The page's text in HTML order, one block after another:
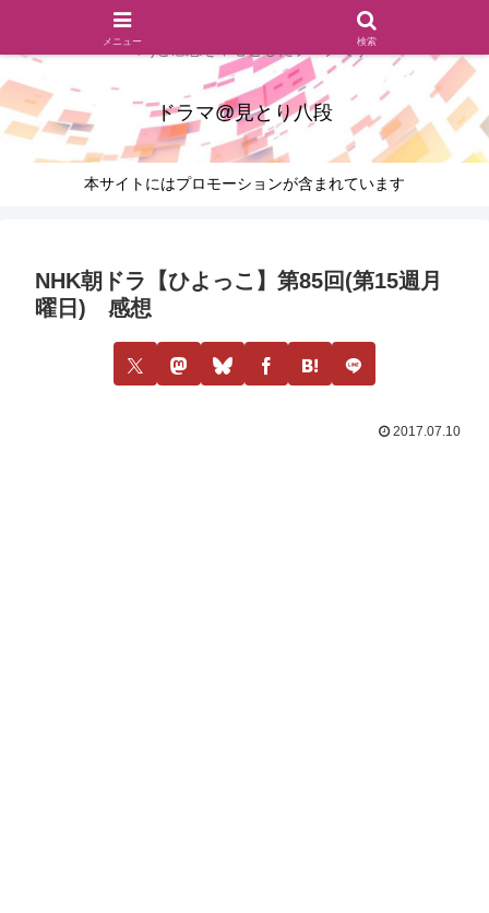
ドラマのシーンとセリフを切り取ったあらすじレビュー(復習ネタ
バレ)と感想を中心としたブログです
ドラマ@見とり八段
本サイトにはプロモーションが含まれています
NHK朝ドラ【ひよっこ】第85回(第15週月
曜日) 感想
2017.07.10
メニュー 検索